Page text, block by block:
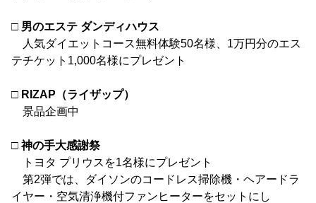
□ 男のエステ ダンディハウス
人気ダイエットコース無料体験50名様、1万円分のエス
テチケット1,000名様にプレゼント
□ RIZAP（ライザップ）
景品企画中
□ 神の手大感謝祭
トヨタ プリウスを1名様にプレゼント
第2弾では、ダイソンのコードレス掃除機・ヘアードラ
イヤー・空気清浄機付ファンヒーターをセットにし